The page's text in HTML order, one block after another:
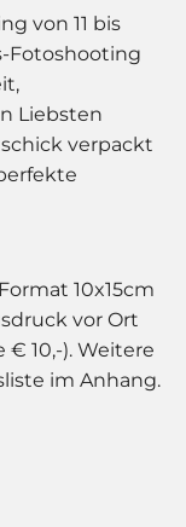
von 11 bis
Fotoshooting
Liebsten
verpackt
10x15cm
vor Ort
€ 10,-). Weitere
im Anhang.